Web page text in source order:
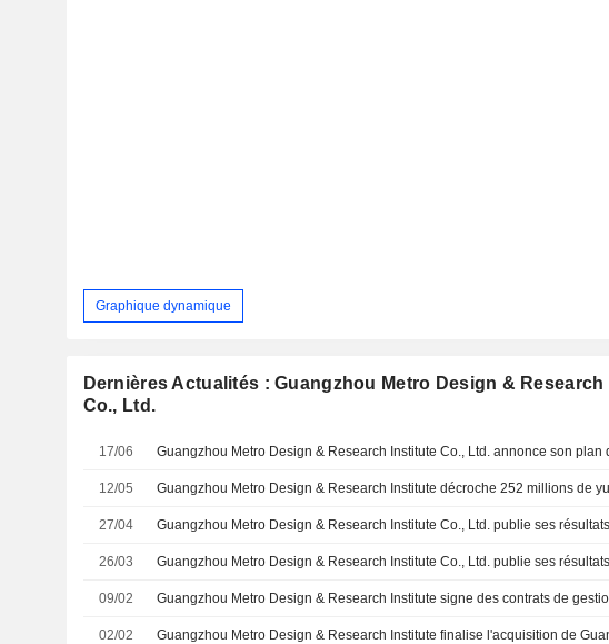
Graphique dynamique
Dernières Actualités : Guangzhou Metro Design &
Co., Ltd.
17/06
12/05
27/04
26/03
09/02
02/02